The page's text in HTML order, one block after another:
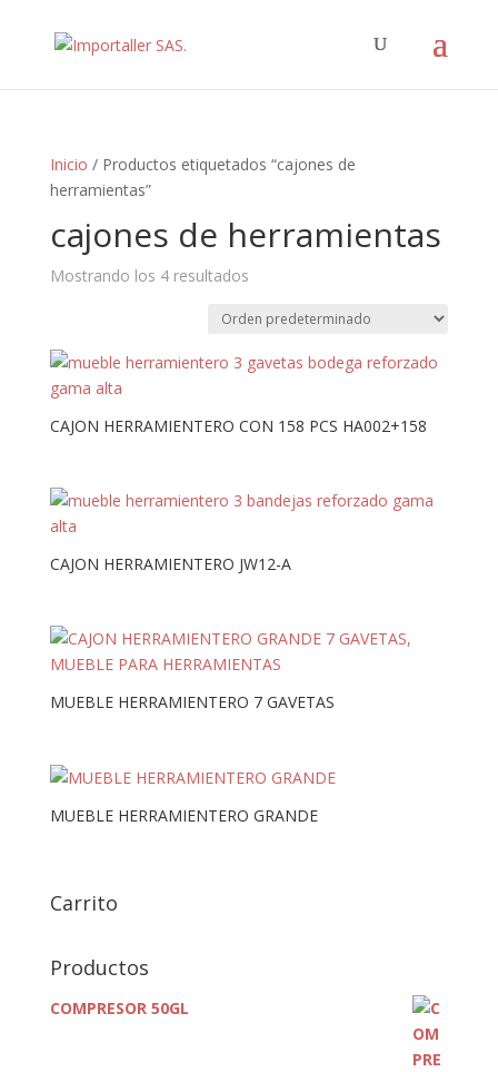
Inicio / Productos etiquetados “cajones de
herramientas”
cajones de herramientas
Mostrando los 4 resultados
CAJON HERRAMIENTERO CON 158 PCS HA002+158
CAJON HERRAMIENTERO JW12-A
MUEBLE HERRAMIENTERO 7 GAVETAS
MUEBLE HERRAMIENTERO GRANDE
Carrito
Productos
COMPRESOR 50GL